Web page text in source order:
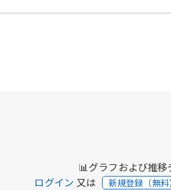
📊グラフおよび推移
ログイン 又は 新規登録（無